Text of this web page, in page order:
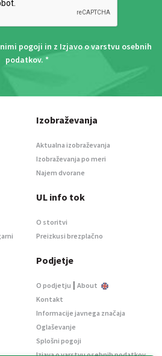
pogoji in z Izjavo o varstvu osebnih
podatkov. *
Izobraževanja
Aktualna izobraževanja
Izobraževanja po meri
Najem dvorane
UL info tok
O storitvi
Preizkusi brezplačno
Podjetje
O podjetju | About
Kontakt
Informacije javnega značaja
Oglaševanje
Splošni pogoji